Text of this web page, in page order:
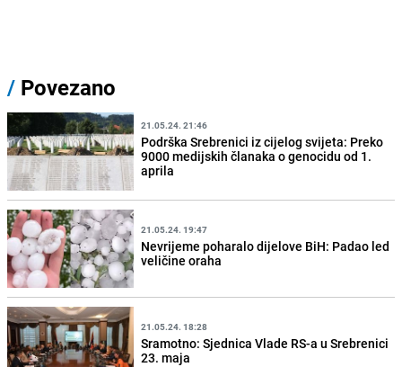
/ Povezano
21.05.24. 21:46
Podrška Srebrenici iz cijelog svijeta: Preko
9000 medijskih članaka o genocidu od 1.
aprila
21.05.24. 19:47
Nevrijeme poharalo dijelove BiH: Padao led
veličine oraha
21.05.24. 18:28
Sramotno: Sjednica Vlade RS-a u Srebrenici
23. maja